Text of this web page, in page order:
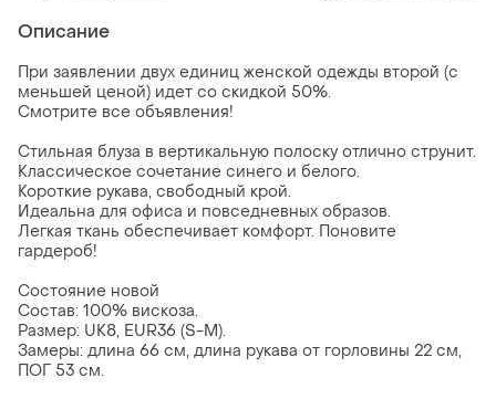
Описание
При заявлении двух единиц женской одежды второй (с
меньшей ценой) идет со скидкой 50%.
Смотрите все объявления!
Стильная блуза в вертикальную полоску отлично струнит.
Классическое сочетание синего и белого.
Короткие рукава, свободный крой.
Идеальна для офиса и повседневных образов.
Легкая ткань обеспечивает комфорт. Поновите
гардероб!
Состояние новой
Состав: 100% вискоза.
Размер: UK8, EUR36 (S-M).
Замеры: длина 66 см, длина рукава от горловины 22 см,
ПОГ 53 см.